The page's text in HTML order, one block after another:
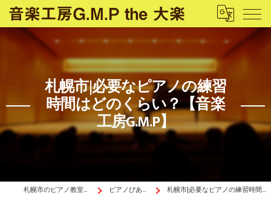
札幌市|必要なピアノの練習
時間はどのくらい？【音楽
工房G.M.P】
札幌市のピアノ教室は音楽工房G.M.P the 大楽 ピアノぴあ〜の《ブログ》 札幌市|必要なピアノの練習時間はどのくらい？【音楽工房G.M.P】